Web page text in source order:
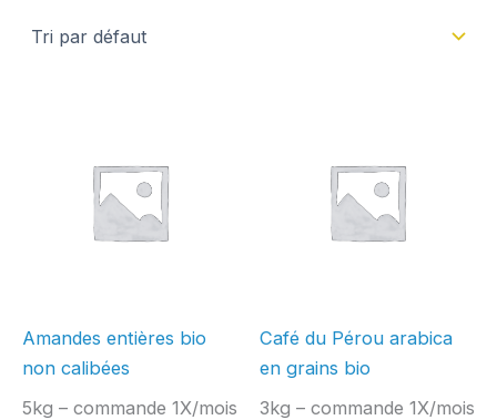
Amandes entières bio
non calibées
5kg – commande 1X/mois
Café du Pérou arabica
en grains bio
3kg – commande 1X/mois